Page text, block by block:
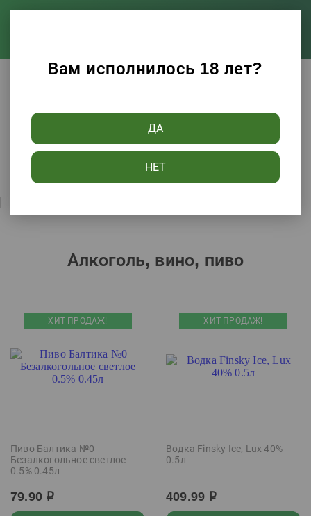
Вам исполнилось 18 лет?
ДА
НЕТ
Сортировать по:
Алкоголь, вино, пиво
ХИТ ПРОДАЖ!
Пиво Балтика №0
Безалкогольное светлое
0.5% 0.45л
79.90 р
ХИТ ПРОДАЖ!
Водка Finsky Ice, Lux 40%
0.5л
409.99 р